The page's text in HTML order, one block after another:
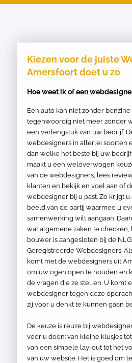
Kiezen voor de juiste
Amersfoort doet u zo
Hoe weet ik of een
Een auto kan niet zonder
tegenwoordig niet meer zonder
een verlengstuk van uw bedrijf.
webdesigners in allerlei soorten
dan welke het beste bij uw
maakt u een weloverwogen
van de webdesigners, lees
klanten en bekijk en voel aan of
webdesigner bij u past. Zo krijgt
beeld van de partij waarmee u
samenwerking wilt aangaan.
wat algemene zaken te
bouwer is aangesloten bij de
Geregistreerde Webdesigners.
komt met de webdesigners uit
om uw ogen open te houden en
de vragen die ze stellen. U komt
webdesigner tegen deze
zij voor u denkt te kunnen gaan
De keuze is reuze bij
voor u doen: van kleine klusjes
van een simpele lay-out tot het
van uw website. Het is goed om